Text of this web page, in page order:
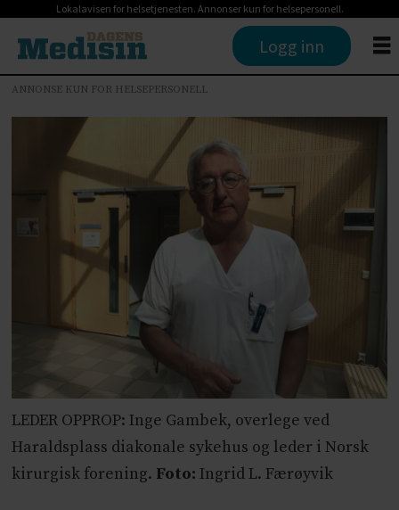
Lokalavisen for helsetjenesten. Annonser kun for helsepersonell.
Logg inn
ANNONSE KUN FOR HELSEPERSONELL
LEDER OPPROP: Inge Gambek, overlege ved
Haraldsplass diakonale sykehus og leder i Norsk
kirurgisk forening. Foto: Ingrid L. Færøyvik